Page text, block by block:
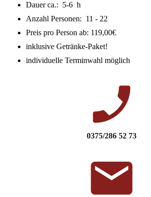
Dauer ca.: 5-6 h
Anzahl Personen: 11 - 22
Preis pro Person ab: 119,00€
inklusive Getränke-Paket!
individuelle Terminwahl möglich
0375/286 52 73